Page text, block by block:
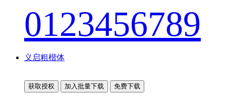
0123456789
义启粗楷体
获取授权 加入批量下载 免费下载